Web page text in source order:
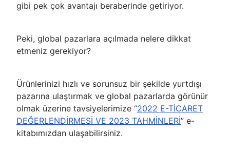
gibi pek çok avantajı beraberinde getiriyor.
Peki, global pazarlara açılmada nelere dikkat
etmeniz gerekiyor?
Ürünlerinizi hızlı ve sorunsuz bir şekilde yurtdışı
pazarına ulaştırmak ve global pazarlarda görünür
olmak üzerine tavsiyelerimize “2022 E-TİCARET
DEĞERLENDİRMESİ VE 2023 TAHMİNLERİ” e-
kitabımızdan ulaşabilirsiniz.